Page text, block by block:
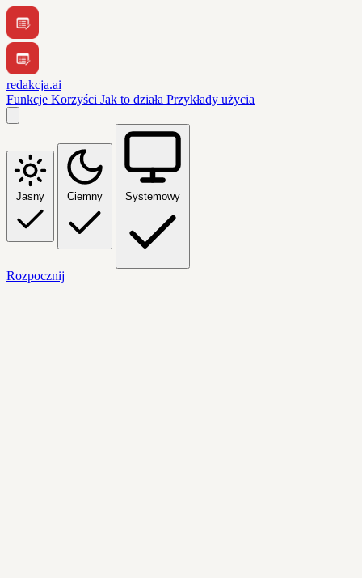
redakcja.ai
Funkcje Korzyści Jak to działa Przykłady użycia
Jasny Ciemny Systemowy
Rozpocznij